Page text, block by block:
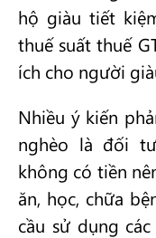
hộ giàu tiết
thuế suất thuế
ích cho người
Nhiều ý kiến
nghèo là đối
không có tiền
ăn, học, chữa
cầu sử dụng